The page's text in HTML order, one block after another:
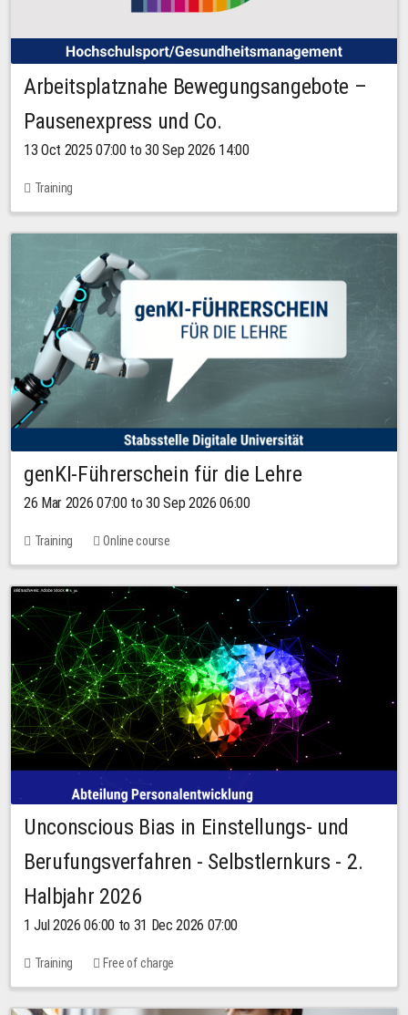
Arbeitsplatznahe Bewegungsangebote –
Pausenexpress und Co.
13 Oct 2025 07:00 to 30 Sep 2026 14:00
Training
genKI-Führerschein für die Lehre
26 Mar 2026 07:00 to 30 Sep 2026 06:00
Training Online course
Unconscious Bias in Einstellungs- und
Berufungsverfahren - Selbstlernkurs - 2.
Halbjahr 2026
1 Jul 2026 06:00 to 31 Dec 2026 07:00
Training Free of charge